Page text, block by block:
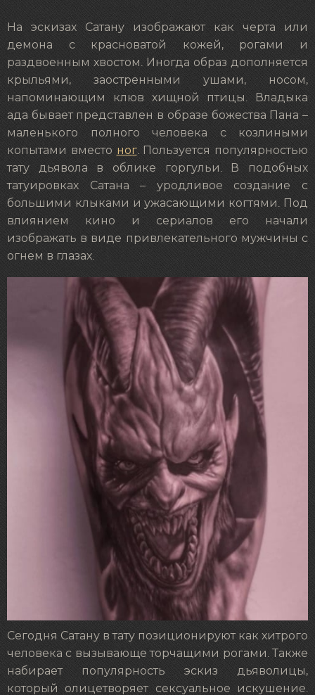
На эскизах Сатану изображают как черта или
демона с красноватой кожей, рогами и
раздвоенным хвостом. Иногда образ дополняется
крыльями, заостренными ушами, носом,
напоминающим клюв хищной птицы. Владыка
ада бывает представлен в образе божества Пана –
маленького полного человека с козлиными
копытами вместо ног. Пользуется популярностью
тату дьявола в облике горгульи. В подобных
татуировках Сатана – уродливое создание с
большими клыками и ужасающими когтями. Под
влиянием кино и сериалов его начали
изображать в виде привлекательного мужчины с
огнем в глазах.
Сегодня Сатану в тату позиционируют как хитрого
человека с вызывающе торчащими рогами. Также
набирает популярность эскиз дьяволицы,
который олицетворяет сексуальное искушение.